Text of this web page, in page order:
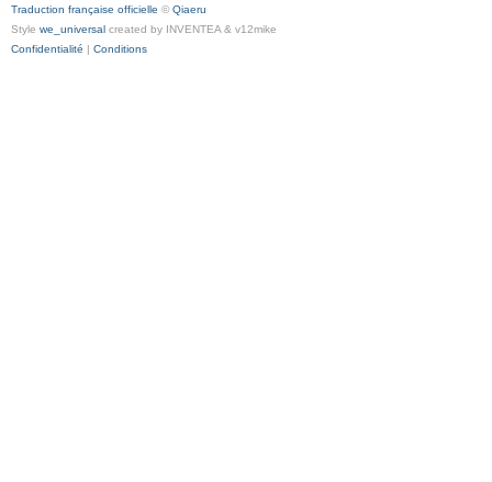
Traduction française officielle © Qiaeru
Style we_universal created by INVENTEA & v12mike
Confidentialité | Conditions